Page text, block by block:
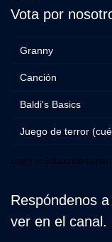
Vota por
Granny
Canción
Baldi's Basics
Juego de terror
Login or Subscribe to
Respóndenos
ver en el canal.